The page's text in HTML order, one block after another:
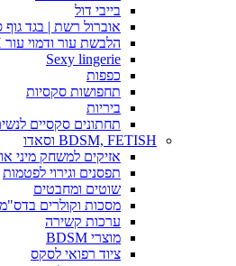
בייבי דול
אוברול רשת | בגד גוף
הלבשת עור ודמוי עור FETISH
Sexy lingerie
כפפות
תחפושות סקסיות
ביריות
תחתונים סקסיים
BDSM, FETISH וסאדו
אזיקים למשחק מיני
תפסנים וגירוי לפטמות
שוטים ומחבטים
מסכות וקולרים בדס"מ
ערכות קשירה
מוצרי BDSM
ציוד רפואי לסקס